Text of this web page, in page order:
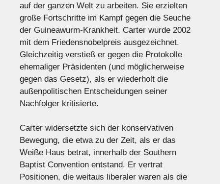
auf der ganzen Welt zu arbeiten. Sie erzielten
große Fortschritte im Kampf gegen die Seuche
der Guineawurm-Krankheit. Carter wurde 2002
mit dem Friedensnobelpreis ausgezeichnet.
Gleichzeitig verstieß er gegen die Protokolle
ehemaliger Präsidenten (und möglicherweise
gegen das Gesetz), als er wiederholt die
außenpolitischen Entscheidungen seiner
Nachfolger kritisierte.
Carter widersetzte sich der konservativen
Bewegung, die etwa zu der Zeit, als er das
Weiße Haus betrat, innerhalb der Southern
Baptist Convention entstand. Er vertrat
Positionen, die weitaus liberaler waren als die